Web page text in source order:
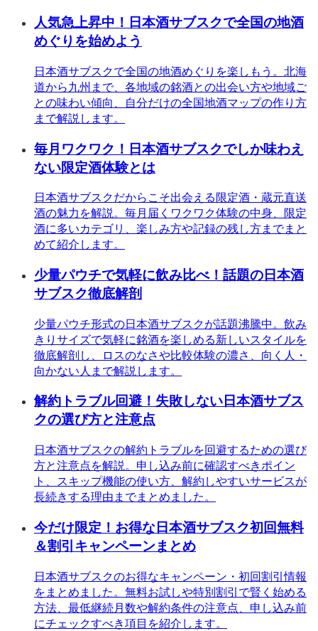
人気急上昇中！日本酒サブスクで全国の地酒
めぐりを始めよう
日本酒サブスクで全国の地酒めぐりを楽しもう。北海
道から九州まで、各地域の銘酒との出会い方や地域ご
との味わい傾向、自分だけの全国地酒マップの作り方
まで解説します。
毎月ワクワク！日本酒サブスクでしか味わえ
ない限定酒体験とは
日本酒サブスクだからこそ出会える限定酒・蔵元直送
酒の魅力を解説。毎月届くワクワク体験の中身、限定
酒に多いカテゴリ、楽しみ方や記録の残し方までまと
めて紹介します。
少量パウチで気軽に飲み比べ！話題の日本酒
サブスク徹底解剖
少量パウチ形式の日本酒サブスクが話題沸騰中。飲み
きりサイズで気軽に銘酒を楽しめる新しいスタイルを
徹底解剖し、ロスのなさや比較体験の濃さ、向く人・
向かない人まで解説します。
解約トラブル回避！失敗しない日本酒サブス
クの選び方と注意点
日本酒サブスクの解約トラブルを回避するための選び
方と注意点を解説。申し込み前に確認すべきポイン
ト、スキップ機能の使い方、解約しやすいサービスが
長続きする理由までまとめました。
今だけ限定！お得な日本酒サブスク初回無料
＆割引キャンペーンまとめ
日本酒サブスクのお得なキャンペーン・初回割引情報
をまとめました。無料お試しや特別割引で賢く始める
方法、最低継続月数や解約条件の注意点、申し込み前
にチェックすべき項目を紹介します。